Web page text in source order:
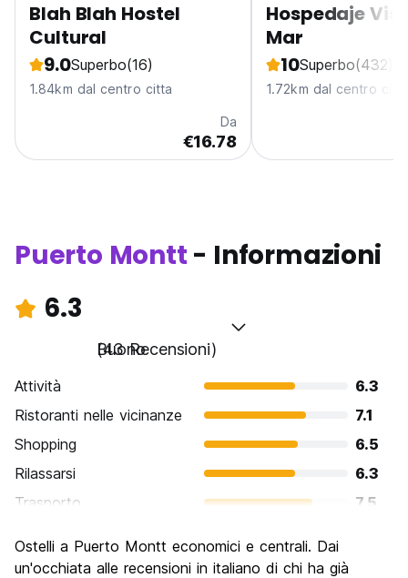
Blah Blah Hostel
Cultural
9.0Superbo(16)
1.84km dal centro citta
Da
€16.78
Hospedaje
Mar
10Superbo(432)
1.72km dal centro citta
Puerto Montt - Informazioni
6.3
Buono
(43 Recensioni)
Attività
6.3
Ristoranti nelle vicinanze
7.1
Shopping
6.5
Rilassarsi
6.3
Trasporto
7.5
Luoghi di interesse culturale
Ostelli a Puerto Montt economici e centrali. Dai
un'occhiata alle recensioni in italiano di chi ha già